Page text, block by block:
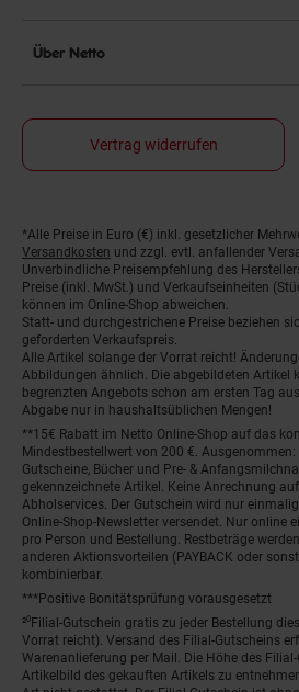
Über Netto
Vertrag widerrufen
Fußnoten
*Alle Preise in Euro (€) inkl. gesetzlicher
Versandkosten und zzgl. evtl. anfallender
Unverbindliche Preisempfehlung des
Preise (inkl. MwSt.) und Verkaufseinheiten
können im Online-Shop abweichen.
Statt- und durchgestrichene Preise beziehen
geforderten Verkaufspreis.
Alle Artikel solange der Vorrat reicht!
Abbildungen ähnlich. Die abgebildeten Artikel
begrenzten Angebots schon am ersten Tag
Abgabe nur in haushaltsüblichen Mengen!
**15€ Rabatt im Netto Online-Shop auf das
Mindestbestellwert von 200 €.
Gutscheine, Bücher und Pre- &
gekennzeichnete Artikel. Keine Anrechnung
Abholservices. Der Gutschein wird nur
Online-Shop-Newsletter versendet. Nur online
pro Person und Bestellung. Restbeträge
anderen Aktionsvorteilen (PAYBACK oder
kombinierbar.
***Positive Bonitätsprüfung vorausgesetzt
²⁰Filial-Gutschein gratis zu jeder Bestellung
Vorrat reicht). Versand des Filial-Gutscheins
Warenanlieferung per Mail. Die Höhe des
Artikelbild des gekauften Artikels zu